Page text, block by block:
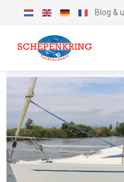
Blog &